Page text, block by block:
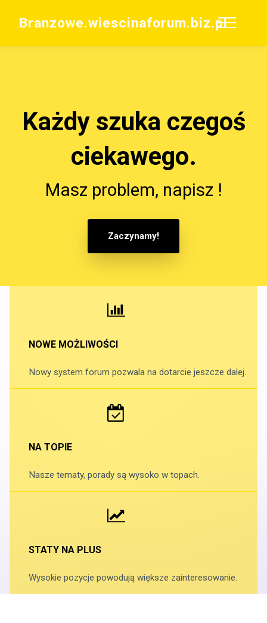
Branzowe.wiescinaforum.biz.pl
Każdy szuka czegoś
ciekawego.
Masz problem, napisz !
Zaczynamy!
NOWE MOŻLIWOŚCI
Nowy system forum pozwala na dotarcie jeszcze dalej.
NA TOPIE
Nasze tematy, porady są wysoko w topach.
STATY NA PLUS
Wysokie pozycje powodują większe zainteresowanie.